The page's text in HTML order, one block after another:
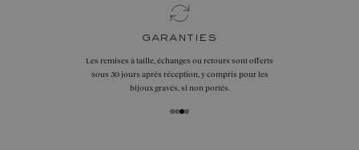
garanties
Les remises à taille, échanges ou retours sont offerts
sous 30 jours après réception, y compris pour les
bijoux gravés, si non portés.